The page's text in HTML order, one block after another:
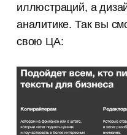
иллюстраций, а
аналитике. Так вы
свою ЦА: